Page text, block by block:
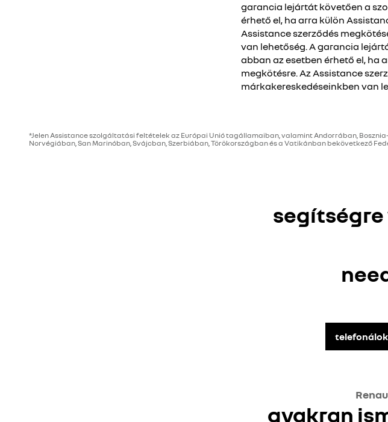
garancia lejártát követően a
érhető el, ha arra külön
Assistance szerződés
van lehetőség. A garancia
abban az esetben érhető el, ha
megkötésre. Az Assistance
márkakereskedéseinkben van
*Jelen Assistance szolgáltatási feltételek az Európai Unió tagállamaiban, valamint Andorrában,
Norvégiában, San Marinóban, Svájcban, Szerbiában, Törökországban és a Vatikánban bekövetkező
segítségre
telefonálok
gyakran